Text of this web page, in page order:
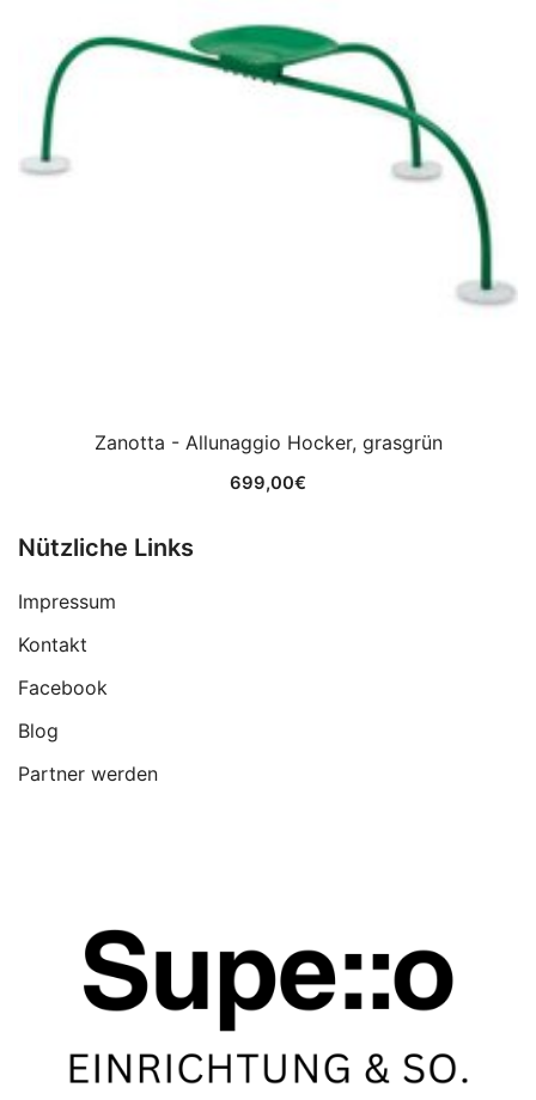
Zanotta - Allunaggio Hocker, grasgrün
699,00€
Nützliche Links
Impressum
Kontakt
Facebook
Blog
Partner werden